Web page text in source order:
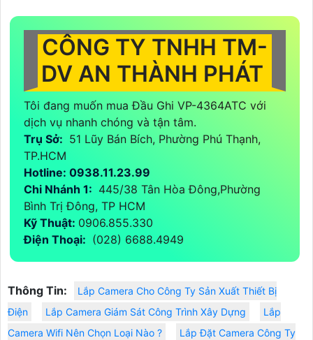
thọ lâu dài. Độ phân giải cao cho hình ảnh sắc nét và chi
tiết. Bên cạnh đó, VP-4364ATC còn hỗ trợ công nghệ
trình chiếu 3D, tạo nên trải nghiệm sống động và thú vị.
Nó cũng được trang bị cổng kết nối đa dạng, bao gồm
HDMI và USB, giúp dễ dàng kết nối với các thiết bị
khác. Nhờ những tính năng này, VP-4364ATC là một lựa
chọn tuyệt vời cho các nhu cầu giải trí và công việc.
CÔNG TY TNHH TM-
DV AN THÀNH PHÁT
Tôi đang muốn mua Đầu Ghi VP-4364ATC với
Trụ Sở:51 Lũy Bán Bích, Phường Phú Thạnh,
TP.HCM
Hotline: 0938.11.23.99